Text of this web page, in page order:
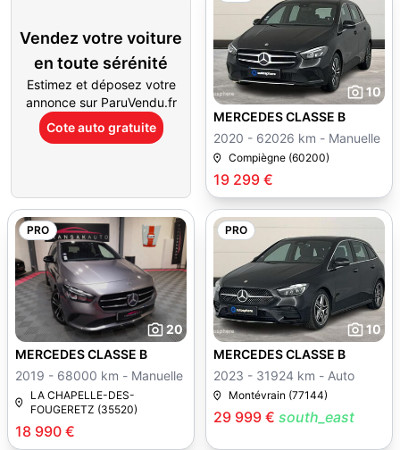
Vendez votre voiture
en toute sérénité
Estimez et déposez votre
annonce sur ParuVendu.fr
Cote auto gratuite
10
19 299 €
MERCEDES CLASSE B
2020 - 62026 km - Manuelle
Compiègne (60200)
PRO
20
18 990 €
MERCEDES CLASSE B
2019 - 68000 km - Manuelle
LA CHAPELLE-DES-
FOUGERETZ (35520)
PRO
10
29 999 € south_east
MERCEDES CLASSE B
2023 - 31924 km - Auto
Montévrain (77144)